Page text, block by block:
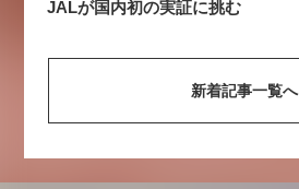
JALが国内初の実証に挑む
新着記事一覧へ